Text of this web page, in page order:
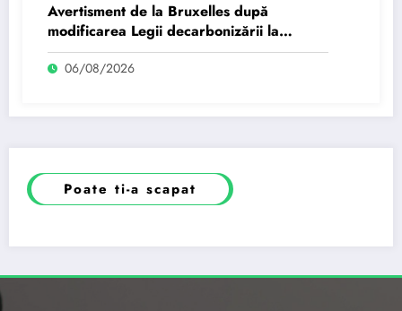
Avertisment de la Bruxelles după
modificarea Legii decarbonizării la
București: Orice regres…
06/08/2026
Poate ti-a scapat